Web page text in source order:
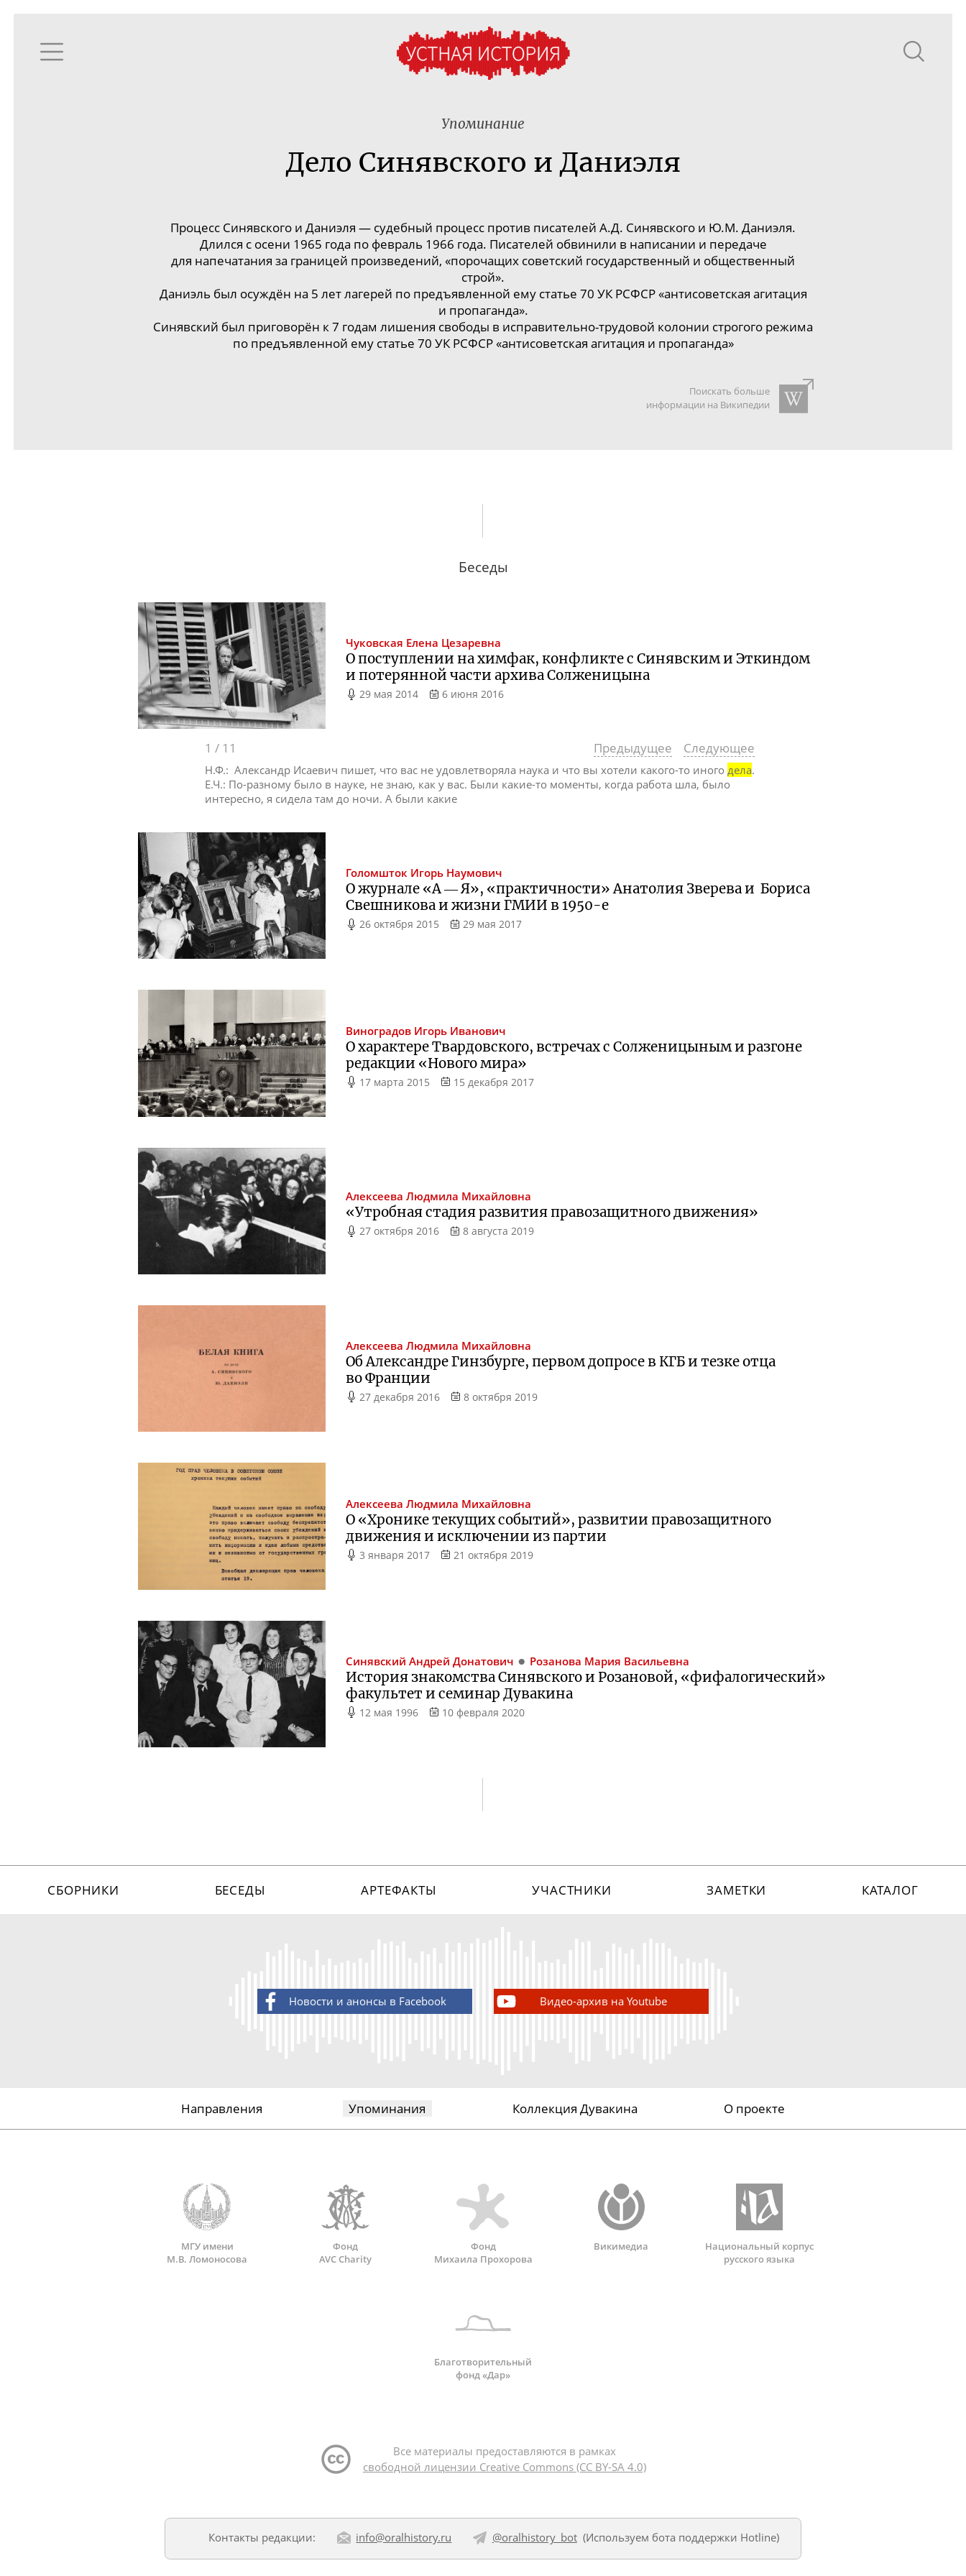
Упоминание
Дело Синявского и Даниэля
Процесс Синявского и Даниэля — судебный процесс против писателей А.Д. Синявского и Ю.М. Даниэля.
Длился с осени 1965 года по февраль 1966 года. Писателей обвинили в написании и передаче
для напечатания за границей произведений, «порочащих советский государственный и общественный
строй».
Даниэль был осуждён на 5 лет лагерей по предъявленной ему статье 70 УК РСФСР «антисоветская агитация
и пропаганда».
Синявский был приговорён к 7 годам лишения свободы в исправительно-трудовой колонии строгого режима
по предъявленной ему статье 70 УК РСФСР «антисоветская агитация и пропаганда»
Поискать больше
информации на Википедии
Беседы
Чуковская Елена Цезаревна
О поступлении на химфак, конфликте с Синявским и Эткиндом
и потерянной части архива Солженицына
29 мая 2014 6 июня 2016
1 / 11 Предыдущее Следующее
Н.Ф.: Александр Исаевич пишет, что вас не удовлетворяла наука и что вы хотели какого-то иного дела.
Е.Ч.: По-разному было в науке, не знаю, как у вас. Были какие-то моменты, когда работа шла, было
интересно, я сидела там до ночи. А были какие
Голомшток Игорь Наумович
О журнале «А ― Я», «практичности» Анатолия Зверева и Бориса
Свешникова и жизни ГМИИ в1950-е
26 октября 2015 29 мая 2017
Виноградов Игорь Иванович
О характере Твардовского, встречах с Солженицыным и разгоне
редакции «Нового мира»
17 марта 2015 15 декабря 2017
Алексеева Людмила Михайловна
«Утробная стадия развития правозащитного движения»
27 октября 2016 8 августа 2019
Алексеева Людмила Михайловна
Об Александре Гинзбурге, первом допросе в КГБ и тезке отца
во Франции
27 декабря 2016 8 октября 2019
Алексеева Людмила Михайловна
О «Хронике текущих событий», развитии правозащитного
движения и исключении из партии
3 января 2017 21 октября 2019
Синявский Андрей Донатович Розанова Мария Васильевна
История знакомства Синявского и Розановой, «фифалогический»
факультет и семинар Дувакина
12 мая 1996 10 февраля 2020
СБОРНИКИ БЕСЕДЫ АРТЕФАКТЫ УЧАСТНИКИ ЗАМЕТКИ КАТАЛОГ
Новости и анонсы в Facebook Видео-архив на Youtube
Направления Упоминания Коллекция Дувакина О проекте
МГУ имени
М.В. Ломоносова
Фонд
AVC Charity
Фонд
Михаила Прохорова
Викимедиа
Национальный корпус
русского языка
Благотворительный
фонд «Дар»
Все материалы предоставляются в рамках
свободной лицензии Creative Commons (CC BY-SA 4.0)
Контакты редакции: info@oralhistory.ru @oralhistory_bot(Используем бота поддержки Hotline)